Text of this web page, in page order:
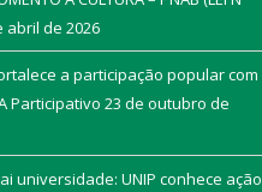
abril de 2026
a participação popular com
Participativo 23 de outubro de
universidade: UNIP conhece ação